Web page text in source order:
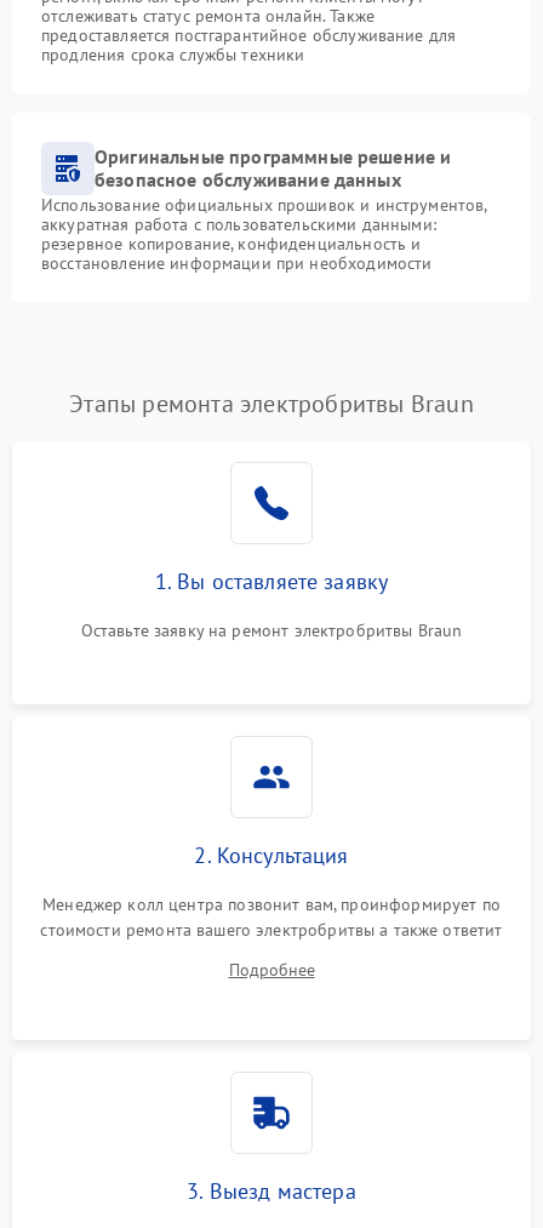
отслеживать статус ремонта онлайн. Также
предоставляется постгарантийное обслуживание для
продления срока службы техники
Оригинальные программные решение и
безопасное обслуживание данных
Использование официальных прошивок и инструментов,
аккуратная работа с пользовательскими данными:
резервное копирование, конфиденциальность и
восстановление информации при необходимости
Этапы ремонта электробритвы Braun
1. Вы оставляете заявку
Оставьте заявку на ремонт электробритвы Braun
2. Консультация
Менеджер колл центра позвонит вам, проинформирует по
стоимости ремонта вашего электробритвы а также ответит
Подробнее
3. Выезд мастера